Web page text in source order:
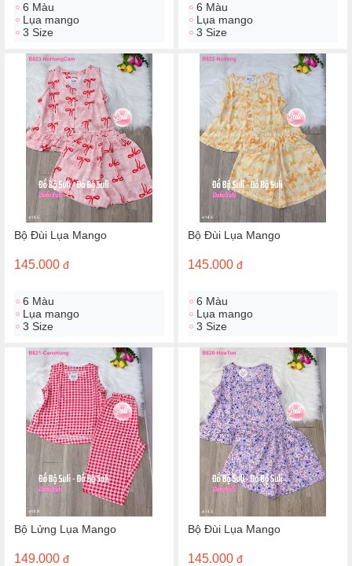
6 Màu
Lụa mango
3 Size
6 Màu
Lụa mango
3 Size
Bộ Đùi Lụa Mango
145.000 đ
6 Màu
Lụa mango
3 Size
Bộ Đùi Lụa Mango
145.000 đ
6 Màu
Lụa mango
3 Size
Bộ Lửng Lụa Mango
149.000 đ
Bộ Đùi Lụa Mango
145.000 đ